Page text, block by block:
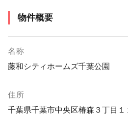
物件概要
名称
藤和シティホームズ千葉公園
住所
千葉県千葉市中央区椿森３丁目１